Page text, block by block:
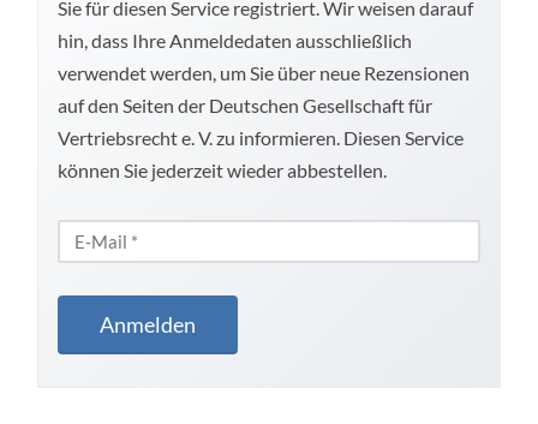
Sie für diesen Service registriert. Wir weisen darauf
hin, dass Ihre Anmeldedaten ausschließlich
verwendet werden, um Sie über neue Rezensionen
auf den Seiten der Deutschen Gesellschaft für
Vertriebsrecht e. V. zu informieren. Diesen Service
können Sie jederzeit wieder abbestellen.